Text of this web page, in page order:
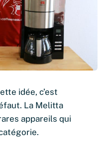
idée, c’est
La Melitta
appareils qui